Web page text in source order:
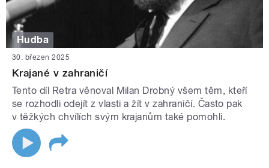
Hudba
30. březen 2025
Krajané v zahraničí
Tento díl Retra věnoval Milan Drobný všem těm, kteří
se rozhodli odejít z vlasti a žít v zahraničí. Často pak
v těžkých chvílích svým krajanům také pomohli.